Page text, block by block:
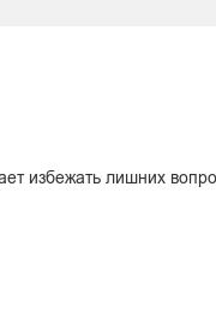
избежать лишних